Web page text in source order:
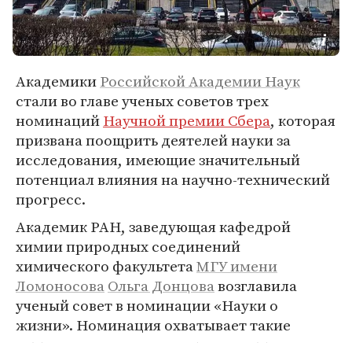
АкадемикиРоссийской Академии Наук
стали во главе ученых советов трех
номинацийНаучной премии Сбера, которая
призвана поощрить деятелей науки за
исследования, имеющие значительный
потенциал влияния на научно-технический
прогресс.
Академик РАН, заведующая кафедрой
химии природных соединений
химического факультетаМГУ имени
ЛомоносоваОльга Донцовавозглавила
ученый совет в номинации «Науки о
жизни». Номинация охватывает такие